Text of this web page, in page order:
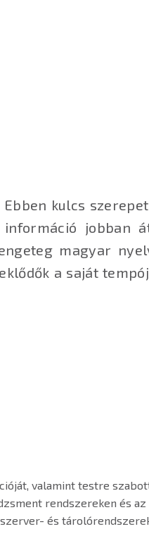
kulcs
jobban
magyar
a saját
valamint testre
rendszereken és az
és